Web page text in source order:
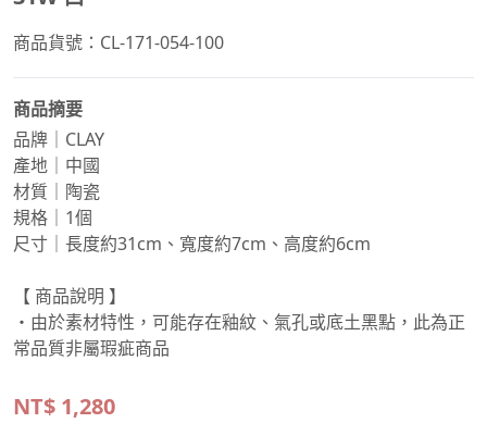
商品貨號：CL-171-054-100
商品摘要
品牌｜CLAY
產地｜中國
材質｜陶瓷
規格｜1個
尺寸｜長度約31cm、寬度約7cm、高度約6cm
【 商品說明 】
・由於素材特性，可能存在釉紋、氣孔或底土黑點，此為正
常品質非屬瑕疵商品
NT$ 1,280